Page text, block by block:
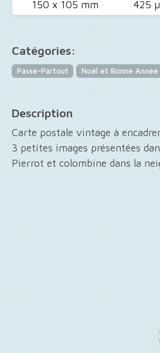
150 x 105 mm 425
Catégories:
Passe-Partout Noël et Bonne Année
Description
Carte postale vintage à
3 petites images présentées
Pierrot et colombine dans la